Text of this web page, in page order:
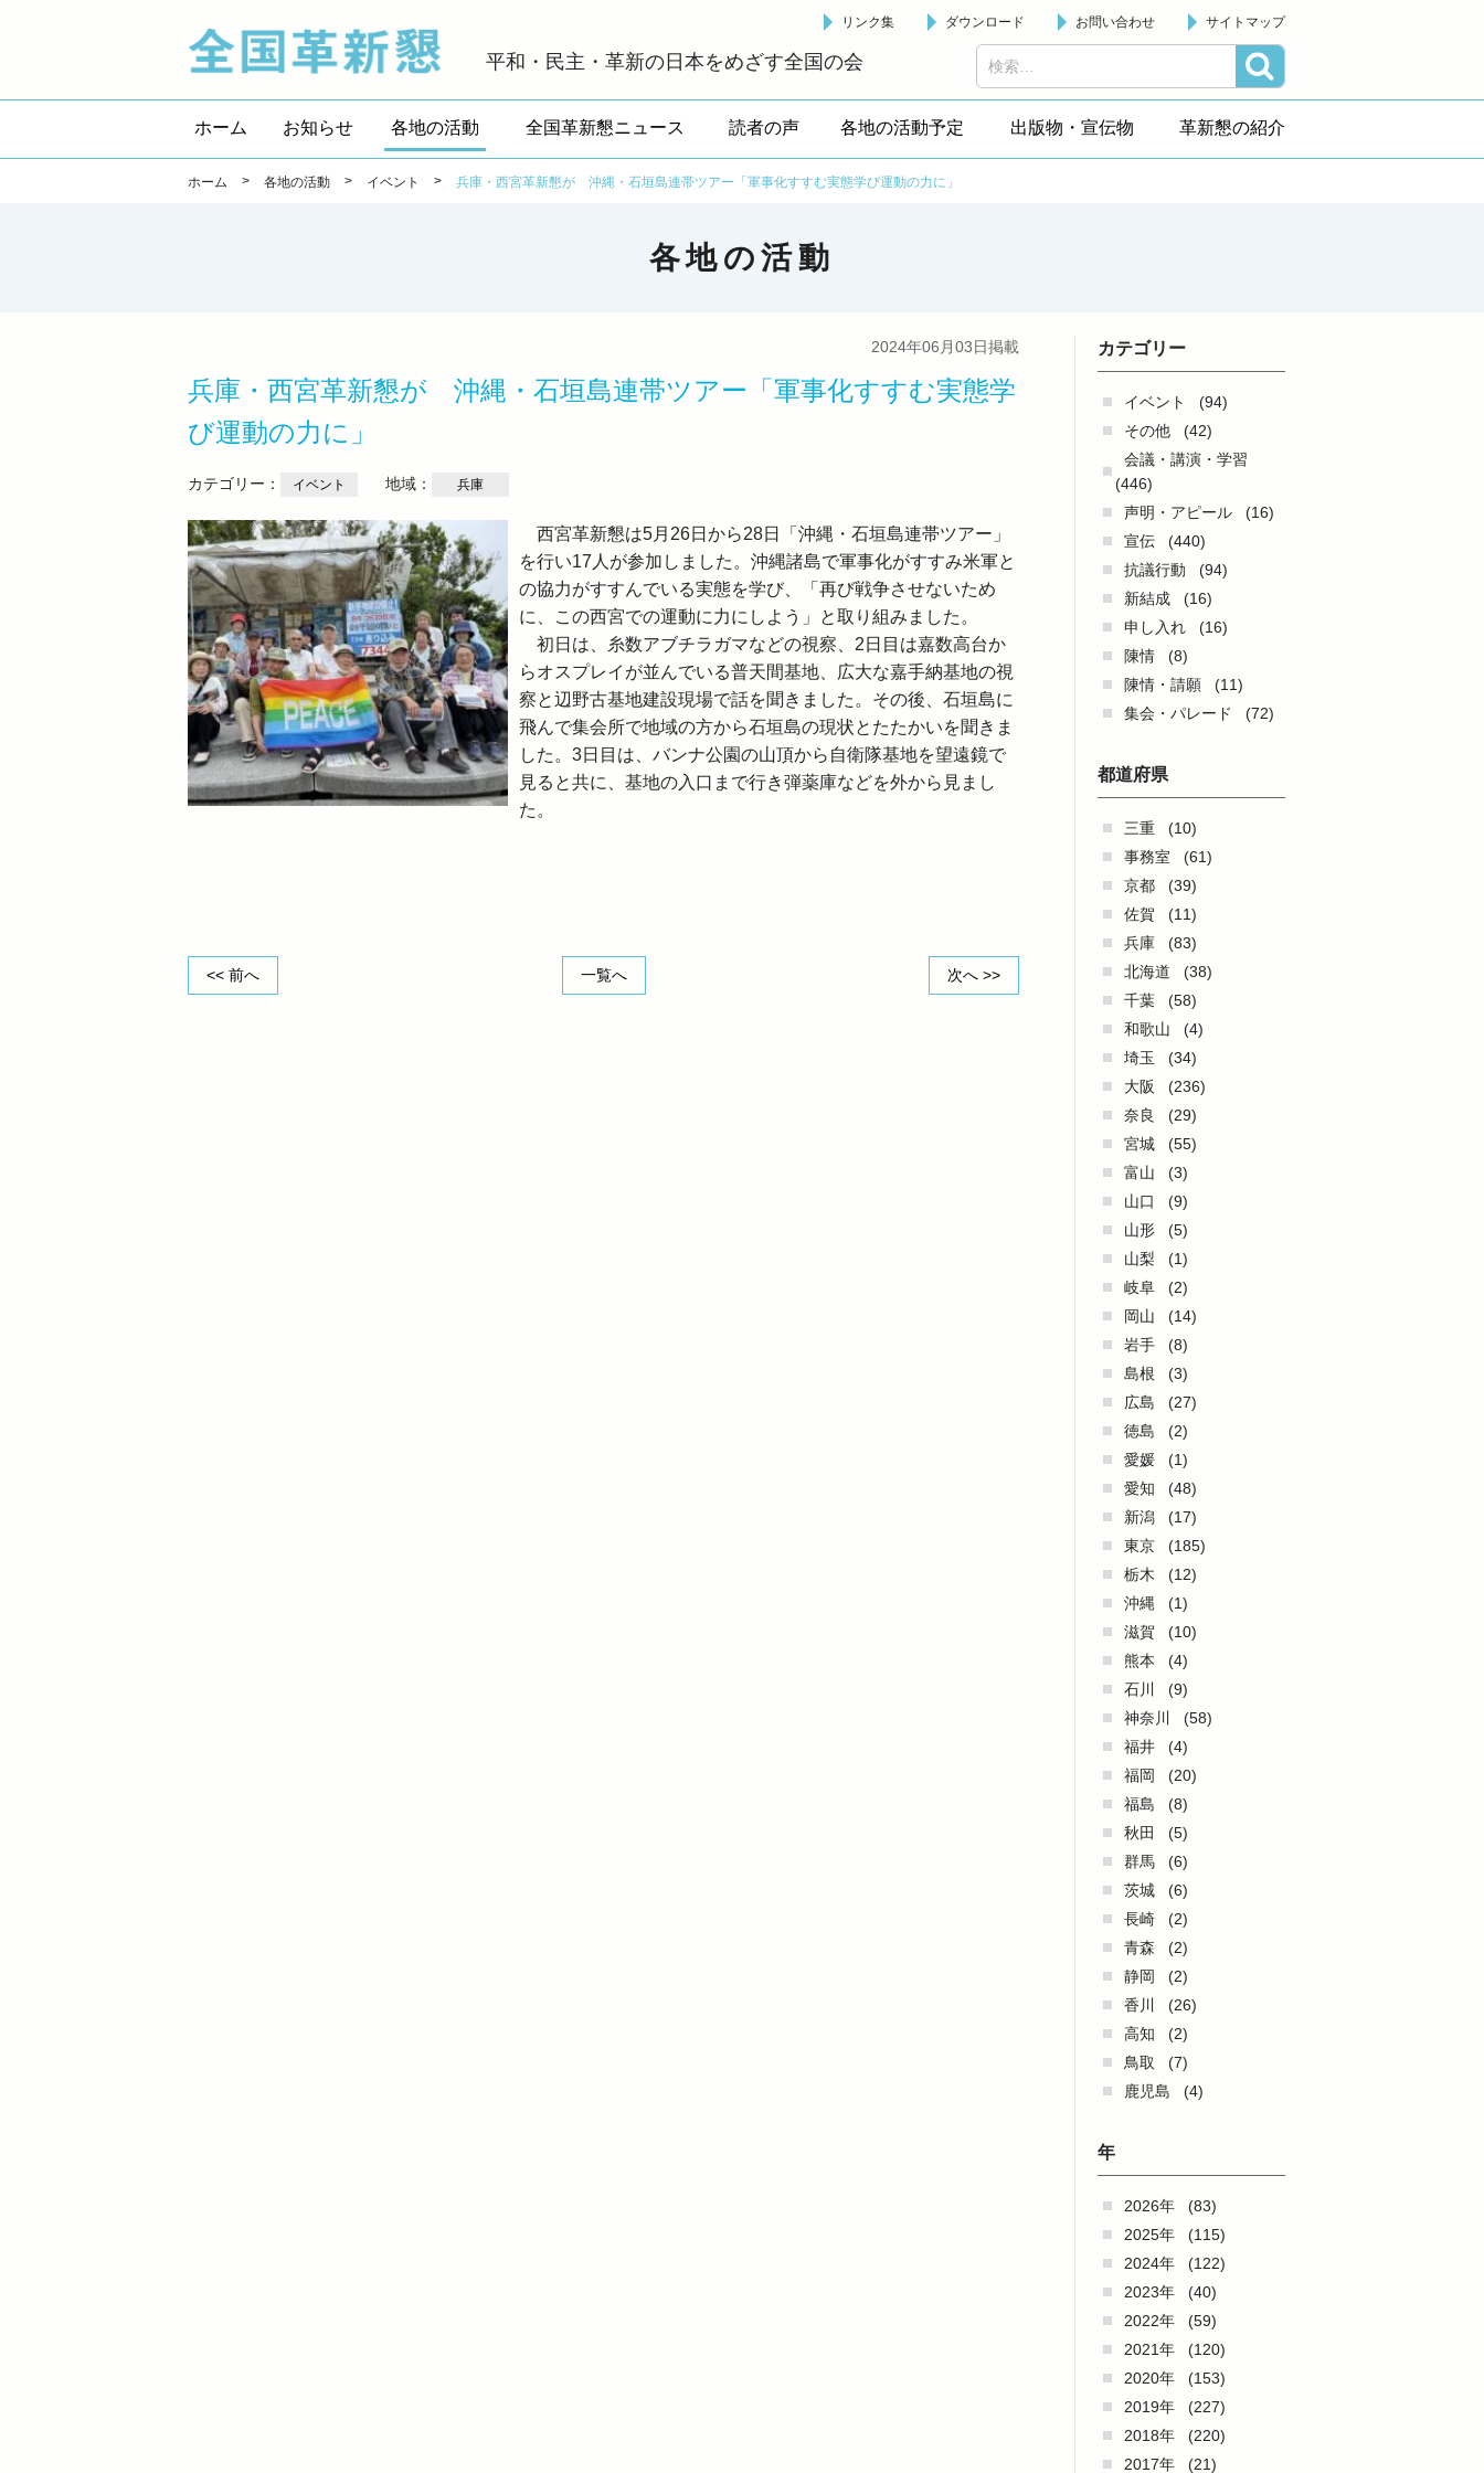
平和・民主・革新の日本をめざす全国の会
リンク集 ダウンロード お問い合わせ サイトマップ
ホーム お知らせ 各地の活動 全国革新懇ニュース 読者の声 各地の活動予定 出版物・宣伝物 革新懇の紹介
ホーム > 各地の活動 > イベント > 兵庫・西宮革新懇が 沖縄・石垣島連帯ツアー「軍事化すすむ実態学び運動の力に」
各地の活動
2024年06月03日掲載
兵庫・西宮革新懇が 沖縄・石垣島連帯ツアー「軍事化すすむ実態学
び運動の力に」
カテゴリー： イベント 地域： 兵庫
西宮革新懇は5月26日から28日「沖縄・石垣島連帯ツアー」
を行い17人が参加しました。沖縄諸島で軍事化がすすみ米軍と
の協力がすすんでいる実態を学び、「再び戦争させないため
に、この西宮での運動に力にしよう」と取り組みました。
初日は、糸数アブチラガマなどの視察、2日目は嘉数高台か
らオスプレイが並んでいる普天間基地、広大な嘉手納基地の視
察と辺野古基地建設現場で話を聞きました。その後、石垣島に
飛んで集会所で地域の方から石垣島の現状とたたかいを聞きま
した。3日目は、バンナ公園の山頂から自衛隊基地を望遠鏡で
見ると共に、基地の入口まで行き弾薬庫などを外から見まし
た。
<< 前へ 一覧へ 次へ >>
カテゴリー
イベント
(94)
その他
(42)
会議・講演・学習
(446)
声明・アピール
(16)
宣伝
(440)
抗議行動
(94)
新結成
(16)
申し入れ
(16)
陳情
(8)
陳情・請願
(11)
集会・パレード
(72)
都道府県
三重
(10)
事務室
(61)
京都
(39)
佐賀
(11)
兵庫
(83)
北海道
(38)
千葉
(58)
和歌山
(4)
埼玉
(34)
大阪
(236)
奈良
(29)
宮城
(55)
富山
(3)
山口
(9)
山形
(5)
山梨
(1)
岐阜
(2)
岡山
(14)
岩手
(8)
島根
(3)
広島
(27)
徳島
(2)
愛媛
(1)
愛知
(48)
新潟
(17)
東京
(185)
栃木
(12)
沖縄
(1)
滋賀
(10)
熊本
(4)
石川
(9)
神奈川
(58)
福井
(4)
福岡
(20)
福島
(8)
秋田
(5)
群馬
(6)
茨城
(6)
長崎
(2)
青森
(2)
静岡
(2)
香川
(26)
高知
(2)
鳥取
(7)
鹿児島
(4)
年
2026年
(83)
2025年
(115)
2024年
(122)
2023年
(40)
2022年
(59)
2021年
(120)
2020年
(153)
2019年
(227)
2018年
(220)
2017年
(21)